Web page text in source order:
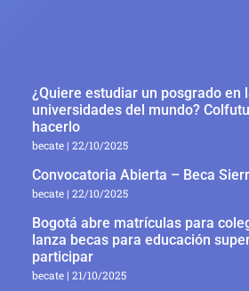
¿Quiere estudiar un posgrado en
universidades del mundo?
hacerlo
becate 22/10/2025
Convocatoria Abierta – Beca
becate 22/10/2025
Bogotá abre matrículas para
lanza becas para educación
participar
becate 21/10/2025